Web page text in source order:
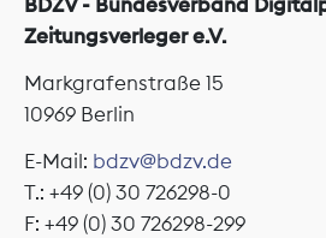
Zeitungsverleger e.V.
Markgrafenstraße 15
10969 Berlin
E-Mail: bdzv@bdzv.de
T.: +49 (0) 30 726298-0
F: +49 (0) 30 726298-299